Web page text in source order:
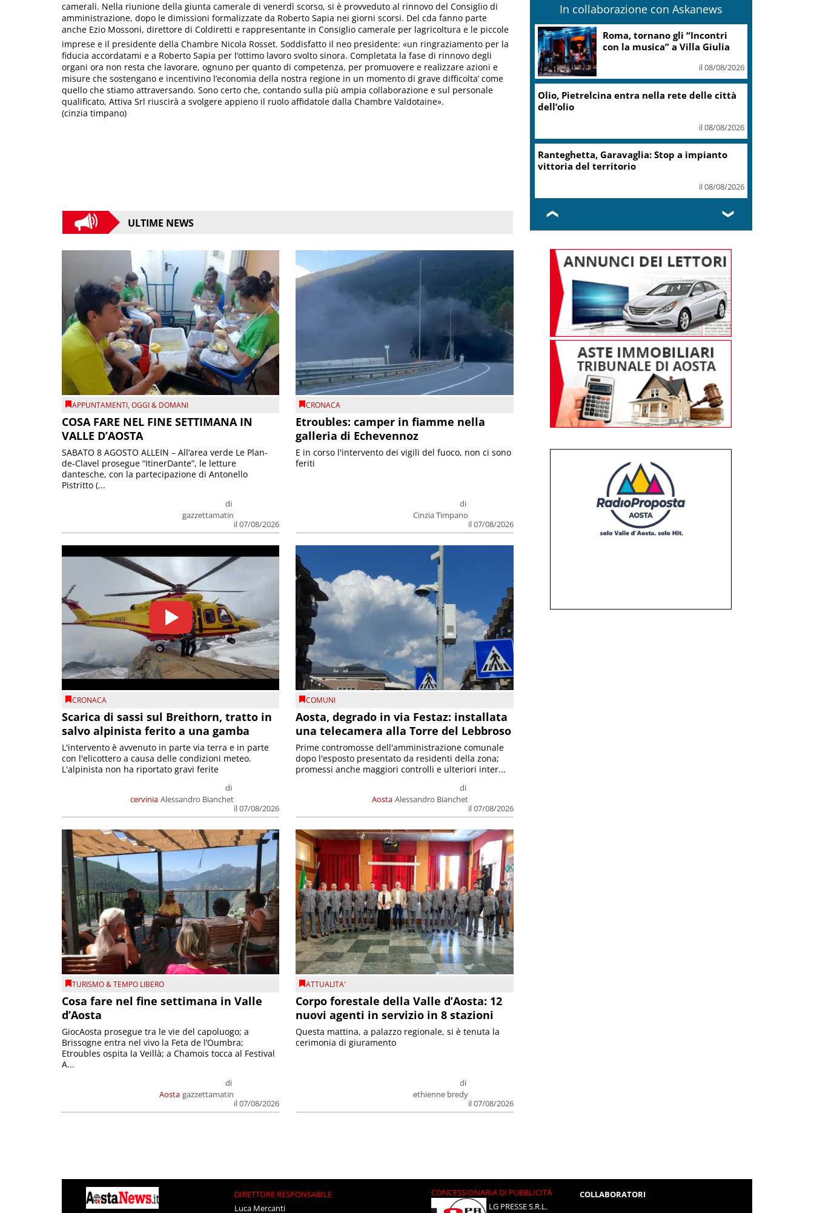
camerali. Nella riunione della giunta camerale di venerdì scorso, si è provveduto al rinnovo del Consiglio di
amministrazione, dopo le dimissioni formalizzate da Roberto Sapia nei giorni scorsi. Del cda fanno parte
anche Ezio Mossoni, direttore di Coldiretti e rappresentante in Consiglio camerale per lagricoltura e le piccole
imprese e il presidente della Chambre Nicola Rosset. Soddisfatto il neo presidente: «un ringraziamento per la
fiducia accordatami e a Roberto Sapia per l’ottimo lavoro svolto sinora. Completata la fase di rinnovo degli
organi ora non resta che lavorare, ognuno per quanto di competenza, per promuovere e realizzare azioni e
misure che sostengano e incentivino l’economia della nostra regione in un momento di grave difficolta’ come
quello che stiamo attraversando. Sono certo che, contando sulla più ampia collaborazione e sul personale
qualificato, Attiva Srl riuscirà a svolgere appieno il ruolo affidatole dalla Chambre Valdotaine».
(cinzia timpano)
ULTIME NEWS
APPUNTAMENTI,OGGI & DOMANI
COSA FARE NEL FINE SETTIMANA IN
VALLE D’AOSTA
di
gazzettamatin
il 07/08/2026
SABATO 8 AGOSTO ALLEIN – All’area verde Le Plan-
de-Clavel prosegue “ItinerDante”, le letture
dantesche, con la partecipazione di Antonello
Pistritto (...
CRONACA
Etroubles: camper in fiamme nella
galleria di Echevennoz
di
Cinzia Timpano
il 07/08/2026
E in corso l'intervento dei vigili del fuoco, non ci sono
feriti
CRONACA
Scarica di sassi sul Breithorn, tratto in
salvo alpinista ferito a una gamba
cervinia
di
Alessandro Bianchet
il 07/08/2026
L'intervento è avvenuto in parte via terra e in parte
con l'elicottero a causa delle condizioni meteo.
L'alpinista non ha riportato gravi ferite
COMUNI
Aosta, degrado in via Festaz: installata
una telecamera alla Torre del Lebbroso
Aosta
di
Alessandro Bianchet
il 07/08/2026
Prime contromosse dell'amministrazione comunale
dopo l'esposto presentato da residenti della zona;
promessi anche maggiori controlli e ulteriori inter...
TURISMO & TEMPO LIBERO
Cosa fare nel fine settimana in Valle
d’Aosta
Aosta
di
gazzettamatin
il 07/08/2026
GiocAosta prosegue tra le vie del capoluogo; a
Brissogne entra nel vivo la Feta de l’Oumbra;
Etroubles ospita la Veillà; a Chamois tocca al Festival
A...
ATTUALITA'
Corpo forestale della Valle d’Aosta: 12
nuovi agenti in servizio in 8 stazioni
di
ethienne bredy
il 07/08/2026
Questa mattina, a palazzo regionale, si è tenuta la
cerimonia di giuramento
In collaborazione con Askanews
Adyen e GetYourGuide: 15
anni di innovazione per le
il 07/08/2026
il 07/08/2026
Telepass: +20% di interesse
per i viaggi in auto
il 07/08/2026
❮ ❯
DIRETTORE RESPONSABILE
Luca Mercanti
CONCESSIONARIA DI PUBBLICITÀ
LG PRESSE S.R.L.
COLLABORATORI